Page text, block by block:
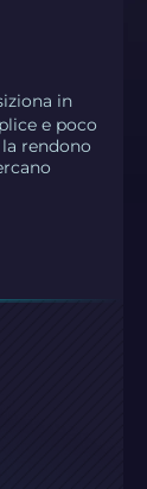
in
e poco
rendono